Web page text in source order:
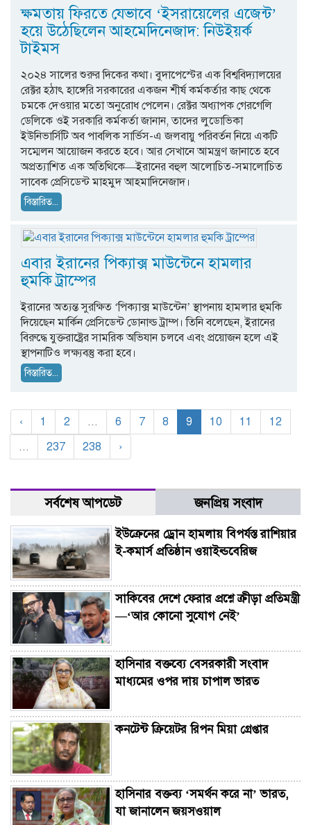
ক্ষমতায় ফিরতে যেভাবে ‘ইসরায়েলের এজেন্ট’
হয়ে উঠেছিলেন আহমেদিনেজাদ: নিউইয়র্ক
টাইমস
২০২৪ সালের শুরুর দিকের কথা। বুদাপেস্টের এক বিশ্ববিদ্যালয়ের
রেক্টর হঠাৎ হাঙ্গেরি সরকারের একজন শীর্ষ কর্মকর্তার কাছ থেকে
চমকে দেওয়ার মতো অনুরোধ পেলেন। রেক্টর অধ্যাপক গেরগেলি
ডেলিকে ওই সরকারি কর্মকর্তা জানান, তাদের লুডোভিকা
ইউনিভার্সিটি অব পাবলিক সার্ভিস-এ জলবায়ু পরিবর্তন নিয়ে একটি
সম্মেলন আয়োজন করতে হবে। আর সেখানে আমন্ত্রণ জানাতে হবে
অপ্রত্যাশিত এক অতিথিকে—ইরানের বহুল আলোচিত-সমালোচিত
সাবেক প্রেসিডেন্ট মাহমুদ আহমাদিনেজাদ।
বিস্তারিত...
এবার ইরানের পিক্যাক্স মাউন্টেনে হামলার
হুমকি ট্রাম্পের
ইরানের অত্যন্ত সুরক্ষিত ‘পিক্যাক্স মাউন্টেন’ স্থাপনায় হামলার হুমকি
দিয়েছেন মার্কিন প্রেসিডেন্ট ডোনাল্ড ট্রাম্প। তিনি বলেছেন, ইরানের
বিরুদ্ধে যুক্তরাষ্ট্রের সামরিক অভিযান চলবে এবং প্রয়োজন হলে এই
স্থাপনাটিও লক্ষ্যবস্তু করা হবে।
বিস্তারিত...
‹ 1 2 ... 6 7 8 9 10 11
12
...
237 238 ›
সর্বশেষ আপডেট জনপ্রিয় সংবাদ
ইউক্রেনের ড্রোন হামলায় বিপর্যস্ত রাশিয়ার
ই-কমার্স প্রতিষ্ঠান ওয়াইল্ডবেরিজ
সাকিবের দেশে ফেরার প্রশ্নে ক্রীড়া প্রতিমন্ত্রী
—‘আর কোনো সুযোগ নেই’
হাসিনার বক্তব্যে বেসরকারী সংবাদ
মাধ্যমের ওপর দায় চাপাল ভারত
কনটেন্ট ক্রিয়েটর রিপন মিয়া গ্রেপ্তার
হাসিনার বক্তব্য ‘সমর্থন করে না’ ভারত,
যা জানালেন জয়সওয়াল